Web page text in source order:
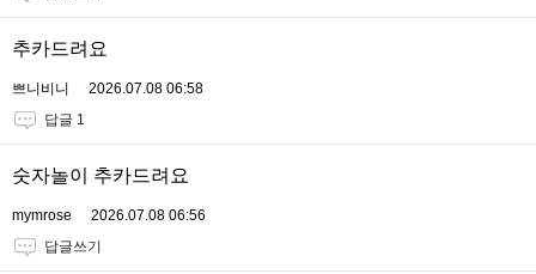
추카드려요
쁘니비니
2026.07.08 06:58
답글 1
숫자놀이 추카드려요
mymrose
2026.07.08 06:56
답글쓰기